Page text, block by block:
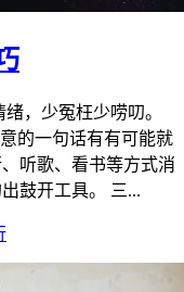
，少冤枉少唠叨。
的一句话有有可能就
听歌、看书等方式消
鼓开工具。 三...